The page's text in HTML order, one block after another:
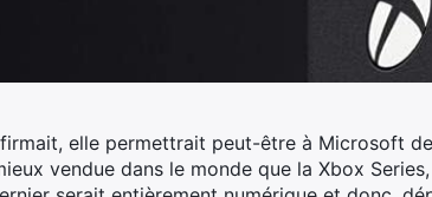
elle permettrait peut-être à Microsoft
vendue dans le monde que la Xbox Series,